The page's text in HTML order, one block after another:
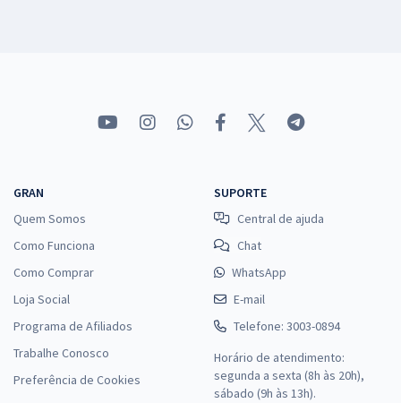
GRAN
Quem Somos
Como Funciona
Como Comprar
Loja Social
Programa de Afiliados
Trabalhe Conosco
Preferência de Cookies
SUPORTE
Central de ajuda
Chat
WhatsApp
E-mail
Telefone: 3003-0894
Horário de atendimento:
segunda a sexta (8h às 20h),
sábado (9h às 13h).